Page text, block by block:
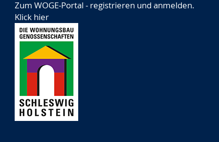
Zum WOGE-Portal - registrieren und anmelden.
Klick hier